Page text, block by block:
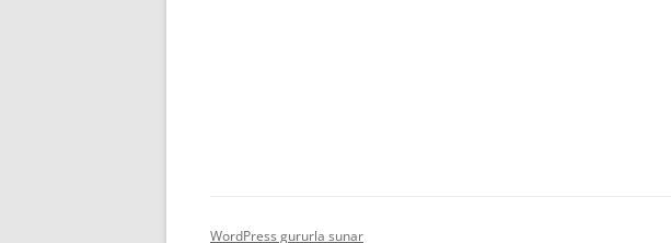
WordPress gururla sunar